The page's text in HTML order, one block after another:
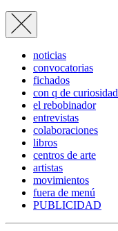
noticias
convocatorias
fichados
con q de curiosidad
el rebobinador
entrevistas
colaboraciones
libros
centros de arte
artistas
movimientos
fuera de menú
PUBLICIDAD